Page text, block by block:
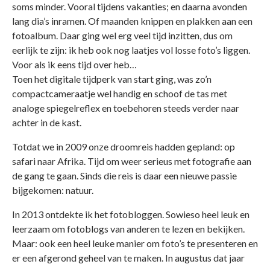
soms minder. Vooral tijdens vakanties; en daarna avonden
lang dia’s inramen. Of maanden knippen en plakken aan een
fotoalbum. Daar ging wel erg veel tijd inzitten, dus om
eerlijk te zijn: ik heb ook nog laatjes vol losse foto’s liggen.
Voor als ik eens tijd over heb…
Toen het digitale tijdperk van start ging, was zo’n
compactcameraatje wel handig en schoof de tas met
analoge spiegelreflex en toebehoren steeds verder naar
achter in de kast.
Totdat we in 2009 onze droomreis hadden gepland: op
safari naar Afrika. Tijd om weer serieus met fotografie aan
de gang te gaan. Sinds die reis is daar een nieuwe passie
bijgekomen: natuur.
In 2013 ontdekte ik het fotobloggen. Sowieso heel leuk en
leerzaam om fotoblogs van anderen te lezen en bekijken.
Maar: ook een heel leuke manier om foto’s te presenteren en
er een afgerond geheel van te maken. In augustus dat jaar